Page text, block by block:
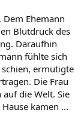
Dem Ehemann
Blutdruck des
Daraufhin
fühlte sich
ermutigte
Die Frau
die Welt. Sie
kamen ...